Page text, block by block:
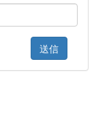
送信